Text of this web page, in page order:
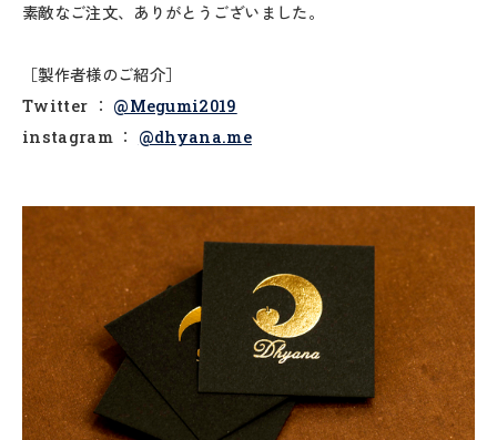
素敵なご注文、ありがとうございました。
［製作者様のご紹介］
Twitter ： @Megumi2019
instagram ： @dhyana.me